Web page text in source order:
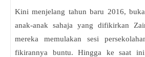
Kini menjelang tahun baru 2016,
anak-anak sahaja yang difikirkan
mereka memulakan sesi
fikirannya buntu. Hingga ke saat